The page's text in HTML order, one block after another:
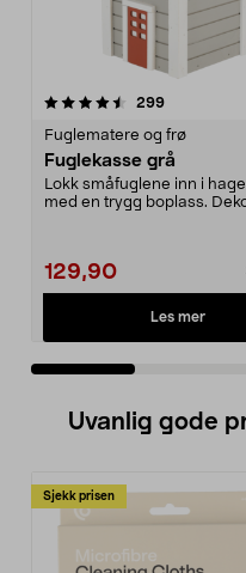
299anmeldelser
Fuglematere og frø
Fuglekasse grå
Lokk småfuglene inn i
med en trygg boplass.
129,90
Les mer
4.0 av 5 stjerner
Uvanlig gode
Sjekk prisen